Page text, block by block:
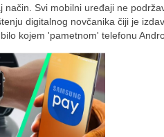
način. Svi mobilni uređaji ne
digitalnog novčanika čiji je
kojem 'pametnom' telefonu